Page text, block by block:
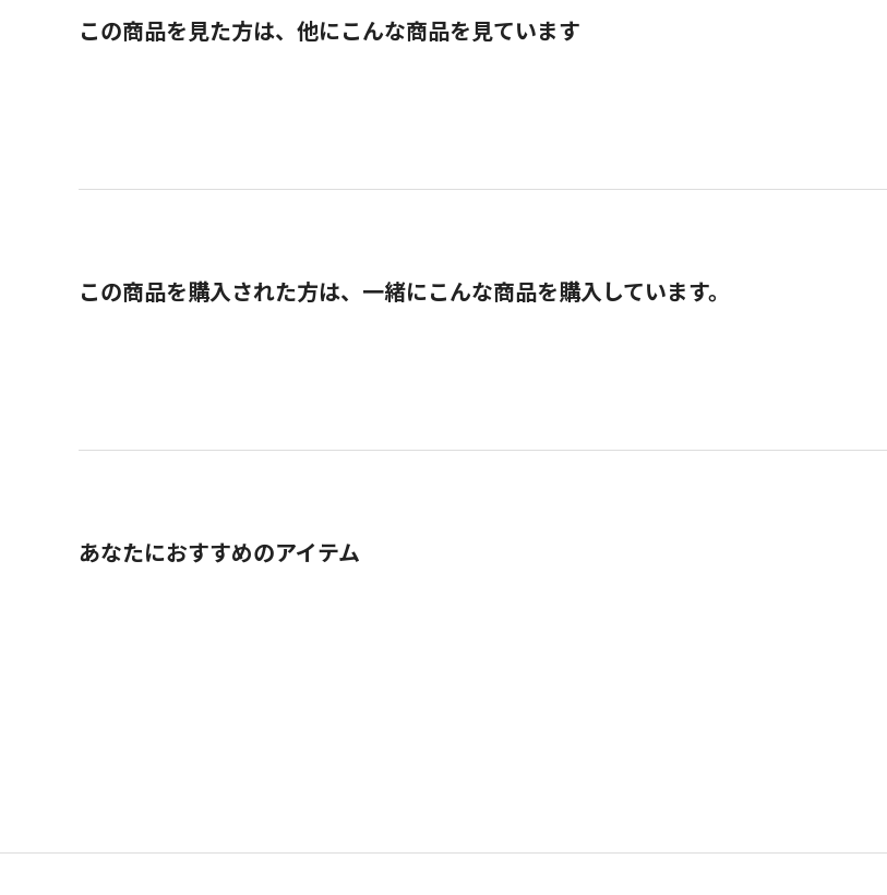
この商品を見た方は、他にこんな商品を見ています
この商品を購入された方は、一緒にこんな商品を購入しています。
あなたにおすすめのアイテム